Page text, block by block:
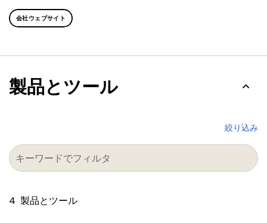
PLS provides easy-to-use and intuitive tools for
professional embedded software development
会社ウェブサイト
製品とツール
絞り込み
4 製品とツール